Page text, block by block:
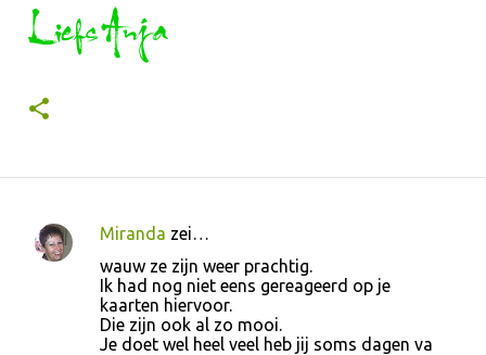
R
Miranda zei…
wauw ze zijn weer prachtig.
Ik had nog niet eens gereageerd op je
kaarten hiervoor.
Die zijn ook al zo mooi.
Je doet wel heel veel heb jij soms dagen va